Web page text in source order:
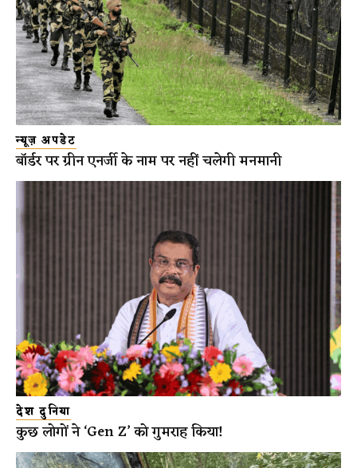
न्यूज़ अपडेट
बॉर्डर पर ग्रीन एनर्जी के नाम पर नहीं चलेगी मनमानी
देश दुनिया
कुछ लोगों ने ‘Gen Z’ को गुमराह किया!